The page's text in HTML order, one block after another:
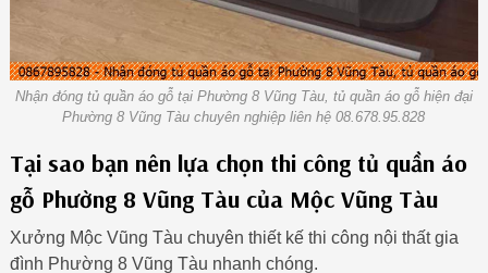
Nhận đóng tủ quần áo gỗ tại Phường 8 Vũng Tàu, tủ quần áo gỗ hiện đại
Phường 8 Vũng Tàu chuyên nghiệp liên hệ 08.678.95.828
Tại sao bạn nên lựa chọn thi công tủ quần áo
gỗ Phường 8 Vũng Tàu của Mộc Vũng Tàu
Xưởng Mộc Vũng Tàu chuyên thiết kế thi công nội thất gia
đình Phường 8 Vũng Tàu nhanh chóng.